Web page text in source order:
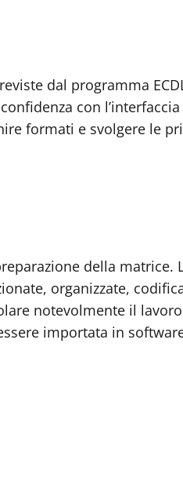
dal programma
con l’interfaccia
formati e svolgere le
della matrice.
organizzate,
notevolmente il
importata in